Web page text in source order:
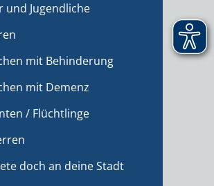
und Jugendliche
mit Behinderung
mit Demenz
/ Flüchtlinge
doch an deine Stadt